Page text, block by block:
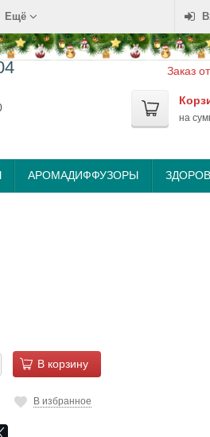
Ещё
Заказ от
на
АРОМАДИФФУЗОРЫ
В корзину
В избранное